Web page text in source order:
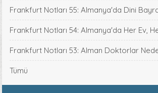
Frankfurt Notları 55: Almanya'da Dini
Frankfurt Notları 54: Almanya'da Her Ev,
Frankfurt Notları 53: Alman Doktorlar
Tümü